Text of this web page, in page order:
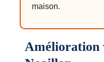
maison.
Amélioration